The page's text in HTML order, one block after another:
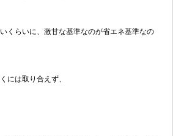
くらいに、激甘な基準なのが省エネ基準なの
には取り合えず、